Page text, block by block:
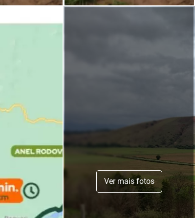
Ver mais fotos